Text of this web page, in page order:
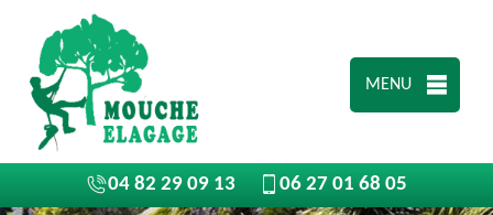
MENU
04 82 29 09 13 06 27 01 68 05